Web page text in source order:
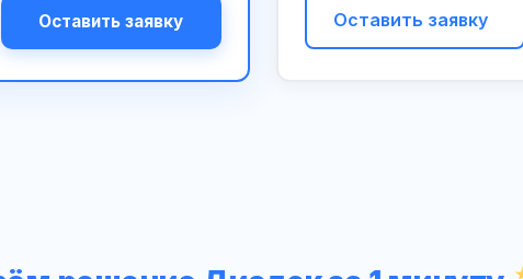
Оставить заявку Оставить заявку